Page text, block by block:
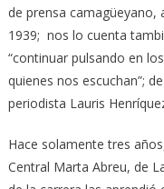
de prensa camagüeyano,
1939; nos lo cuenta
“continuar pulsando en
quienes nos escuchan”;
periodista Lauris
Hace solamente tres
Central Marta Abreu, de